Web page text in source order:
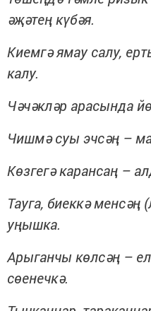
әҗәтең күбәя.
Киемгә ямау салу,
калу.
Чәчәкләр арасында
Чишмә суы эчсәң –
Көзгегә карансаң –
Тауга, биеккә менсәң
уңышка.
Арыганчы көлсәң –
сөенечкә.